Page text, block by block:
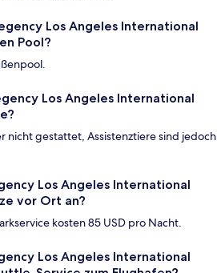
Los Angeles International
Pool?
Los Angeles International
nicht gestattet, Assistenztiere sind jedoch
Los Angeles International
vor Ort an?
kosten 85 USD pro Nacht.
Los Angeles International